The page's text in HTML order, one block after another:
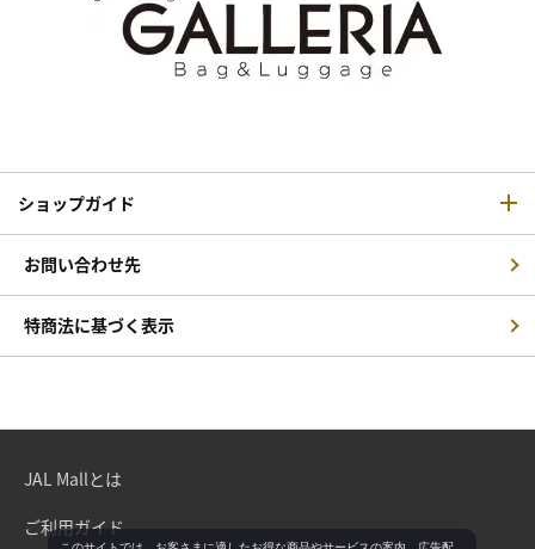
ショップガイド
お問い合わせ先
特商法に基づく表示
JAL Mallとは
ご利用ガイド